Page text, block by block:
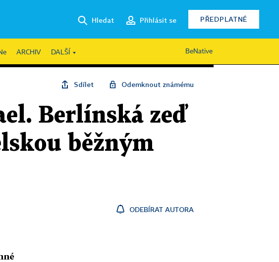
Hledat Přihlásit se PŘEDPLATNÉ
ARCHIV DALŠÍ BeNative
Sdílet Odemknout známému
Berlínská zeď
běžným
ODEBÍRAT AUTORA